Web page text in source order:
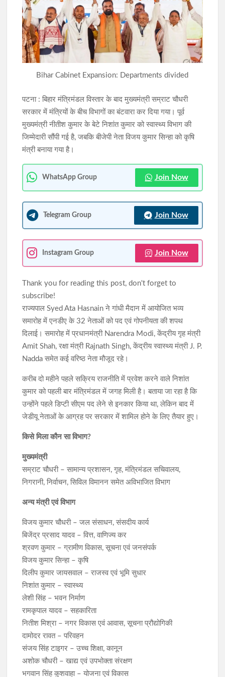
आदिवासी महोत्सव के मंच से युवाओं को CM हेमंत सोरेन का संदेश, बोले-
‘न्याय मिलेगा, लेकिन संवाद से होगा समाधान’
मोरहाबादी में गूंजा आदिवासी संस्कृति का रंग, राज्यपाल और CM हेमंत सोरेन
Bihar Cabinet Expansion: Departments divided
पटना : बिहार मंत्रिमंडल विस्तार के बाद मुख्यमंत्री सम्राट चौधरी
सरकार में मंत्रियों के बीच विभागों का बंटवारा कर दिया गया। पूर्व
मुख्यमंत्री नीतीश कुमार के बेटे निशांत कुमार को स्वास्थ्य विभाग की
जिम्मेदारी सौंपी गई है, जबकि बीजेपी नेता विजय कुमार सिन्हा को कृषि
मंत्री बनाया गया है।
WhatsApp Group Join Now
Telegram Group Join Now
Instagram Group Join Now
Thank you for reading this post, don't forget to
subscribe!
राज्यपाल Syed Ata Hasnain ने गांधी मैदान में आयोजित भव्य
समारोह में एनडीए के 32 नेताओं को पद एवं गोपनीयता की शपथ
दिलाई। समारोह में प्रधानमंत्री Narendra Modi, केंद्रीय गृह मंत्री
Amit Shah, रक्षा मंत्री Rajnath Singh, केंद्रीय स्वास्थ्य मंत्री J. P.
Nadda समेत कई वरिष्ठ नेता मौजूद रहे।
करीब दो महीने पहले सक्रिय राजनीति में प्रवेश करने वाले निशांत
कुमार को पहली बार मंत्रिमंडल में जगह मिली है। बताया जा रहा है कि
उन्होंने पहले डिप्टी सीएम पद लेने से इनकार किया था, लेकिन बाद में
जेडीयू नेताओं के आग्रह पर सरकार में शामिल होने के लिए तैयार हुए।
किसे मिला कौन सा विभाग?
मुख्यमंत्री
सम्राट चौधरी – सामान्य प्रशासन, गृह, मंत्रिमंडल सचिवालय,
निगरानी, निर्वाचन, सिविल विमानन समेत अविभाजित विभाग
अन्य मंत्री एवं विभाग
विजय कुमार चौधरी – जल संसाधन, संसदीय कार्य
बिजेंद्र प्रसाद यादव – वित्त, वाणिज्य कर
श्रवण कुमार – ग्रामीण विकास, सूचना एवं जनसंपर्क
विजय कुमार सिन्हा – कृषि
दिलीप कुमार जायसवाल – राजस्व एवं भूमि सुधार
निशांत कुमार – स्वास्थ्य
लेशी सिंह – भवन निर्माण
रामकृपाल यादव – सहकारिता
नितीश मिश्रा – नगर विकास एवं आवास, सूचना प्रौद्योगिकी
दामोदर रावत – परिवहन
संजय सिंह टाइगर – उच्च शिक्षा, कानून
अशोक चौधरी – खाद्य एवं उपभोक्ता संरक्षण
भगवान सिंह कुशवाहा – योजना एवं विकास